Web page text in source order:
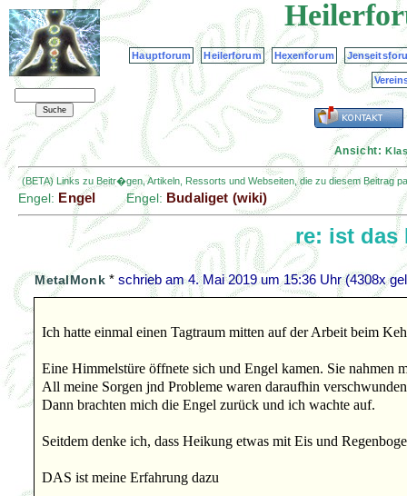
Hauptforum Heilerforum Hexenforum
Ansicht:
(BETA) Links zu Beitr�gen, Artikeln, Ressorts und Webseiten, die zu diesem Beitrag
Engel: Engel Engel: Budaliget (wiki)
re: ist das
MetalMonk* schrieb am4. Mai 2019 um 15:36 Uhr(4308x
Ich hatte einmal einen Tagtraum mitten auf der Arbeit beim
Eine Himmelstüre öffnete sich und Engel kamen. Sie nahmen
All meine Sorgen jnd Probleme waren daraufhin
Dann brachten mich die Engel zurück und ich wachte auf.
Seitdem denke ich, dass Heikung etwas mit Eis und
DAS ist meine Erfahrung dazu